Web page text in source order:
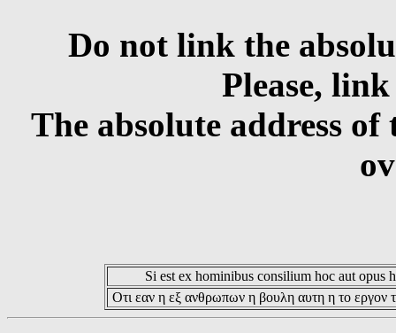
Do not link the
Please,
The absolute address
Si est ex hominibus consilium hoc aut opus
Οτι εαν η εξ ανθρωπων η βουλη αυτη η το εργον